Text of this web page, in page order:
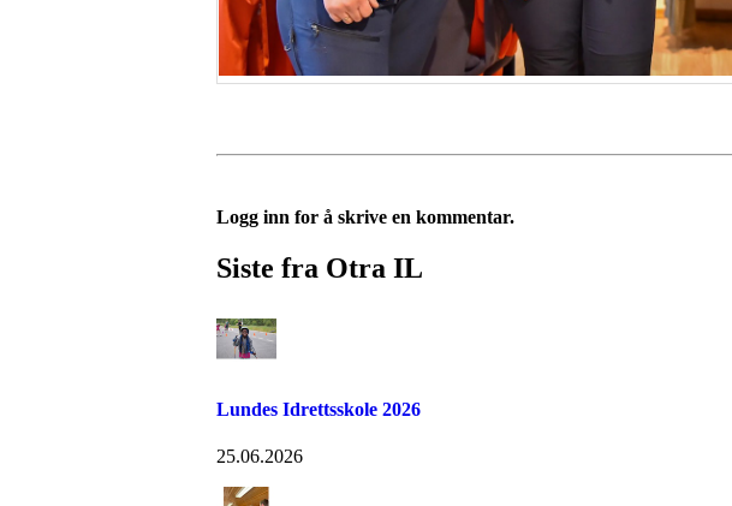
Logg inn for å skrive en kommentar.
Siste fra Otra IL
Lundes Idrettsskole 2026
25.06.2026